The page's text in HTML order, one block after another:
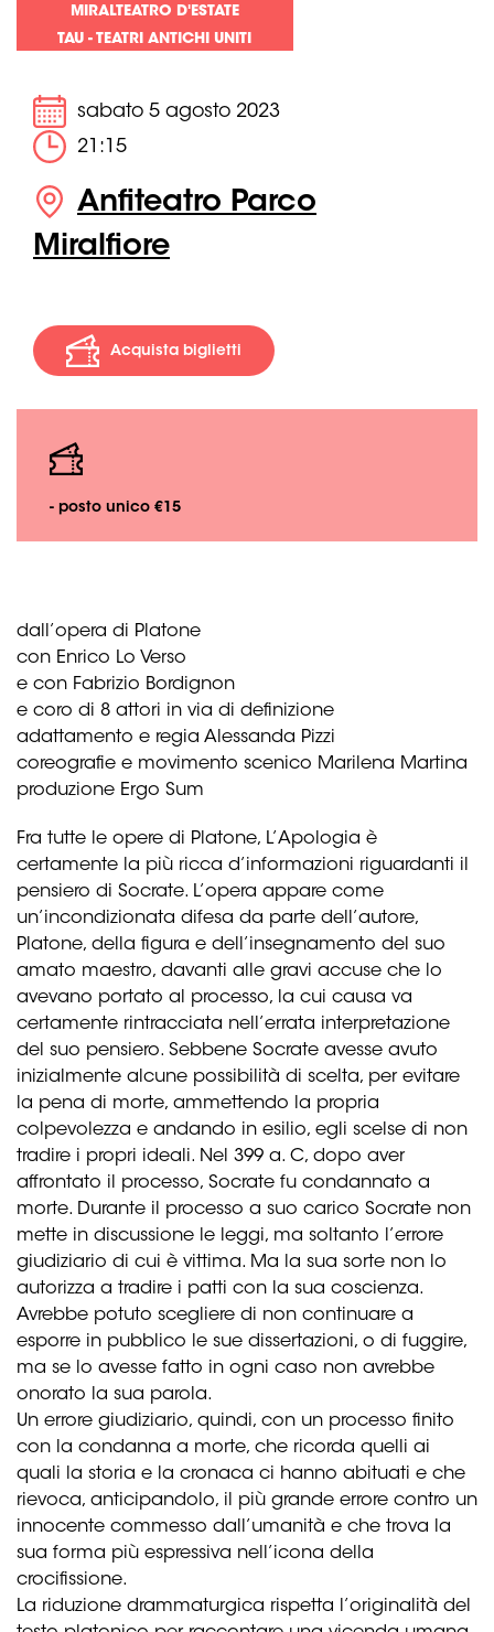
MIRALTEATRO D'ESTATE
TAU - TEATRI ANTICHI UNITI
sabato 5 agosto 2023
21:15
Anfiteatro Parco
Miralfiore
Acquista biglietti
- posto unico €15
dall’opera di Platone
con Enrico Lo Verso
e con Fabrizio Bordignon
e coro di 8 attori in via di definizione
adattamento e regia Alessanda Pizzi
coreografie e movimento scenico Marilena Martina
produzione Ergo Sum
Fra tutte le opere di Platone, L’Apologia è
certamente la più ricca d’informazioni riguardanti il
pensiero di Socrate. L’opera appare come
un’incondizionata difesa da parte dell’autore,
Platone, della figura e dell’insegnamento del suo
amato maestro, davanti alle gravi accuse che lo
avevano portato al processo, la cui causa va
certamente rintracciata nell’errata interpretazione
del suo pensiero. Sebbene Socrate avesse avuto
inizialmente alcune possibilità di scelta, per evitare
la pena di morte, ammettendo la propria
colpevolezza e andando in esilio, egli scelse di non
tradire i propri ideali. Nel 399 a. C, dopo aver
affrontato il processo, Socrate fu condannato a
morte. Durante il processo a suo carico Socrate non
mette in discussione le leggi, ma soltanto l’errore
giudiziario di cui è vittima. Ma la sua sorte non lo
autorizza a tradire i patti con la sua coscienza.
Avrebbe potuto scegliere di non continuare a
esporre in pubblico le sue dissertazioni, o di fuggire,
ma se lo avesse fatto in ogni caso non avrebbe
onorato la sua parola.
Un errore giudiziario, quindi, con un processo finito
con la condanna a morte, che ricorda quelli ai
quali la storia e la cronaca ci hanno abituati e che
rievoca, anticipandolo, il più grande errore contro un
innocente commesso dall’umanità e che trova la
sua forma più espressiva nell’icona della
crocifissione.
La riduzione drammaturgica rispetta l’originalità del